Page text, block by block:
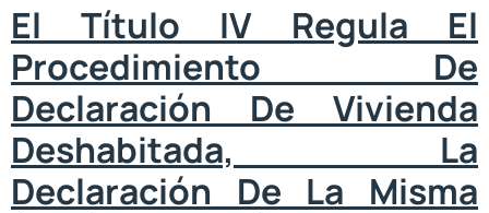
El Título IV Regula El
Procedimiento De
Declaración De Vivienda
Deshabitada, La
Declaración De La Misma